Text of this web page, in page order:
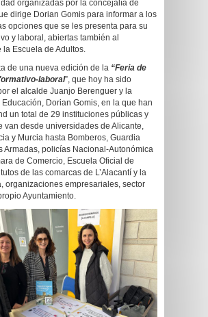
organizadas por la concejalía de
dirige Dorian Gomis para informar a los
opciones que se les presenta para su
y laboral, abiertas también al
la Escuela de Adultos.
una nueva edición de la “Feria de
laboral”, que hoy ha sido
el alcalde Juanjo Berenguer y la
Dorian Gomis, en la que han
un total de 29 instituciones públicas y
van desde universidades de Alicante,
y Murcia hasta Bomberos, Guardia
Armadas, policías Nacional-Autonómica
de Comercio, Escuela Oficial de
de las comarcas de L’Alacantí y la
organizaciones empresariales, sector
Ayuntamiento.